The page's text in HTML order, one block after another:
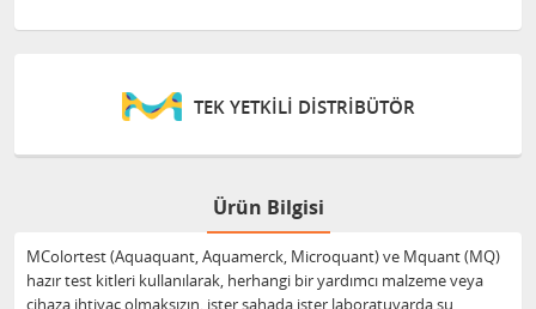
TEK YETKİLİ DİSTRİBÜTÖR
Ürün Bilgisi
MColortest (Aquaquant, Aquamerck, Microquant) ve Mquant (MQ)
hazır test kitleri kullanılarak, herhangi bir yardımcı malzeme veya
cihaza ihtiyaç olmaksızın, ister sahada ister laboratuvarda su